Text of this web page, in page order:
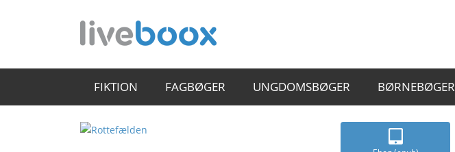
FIKTION FAGBØGER UNGDOMSBØGER BØRNEBØGER